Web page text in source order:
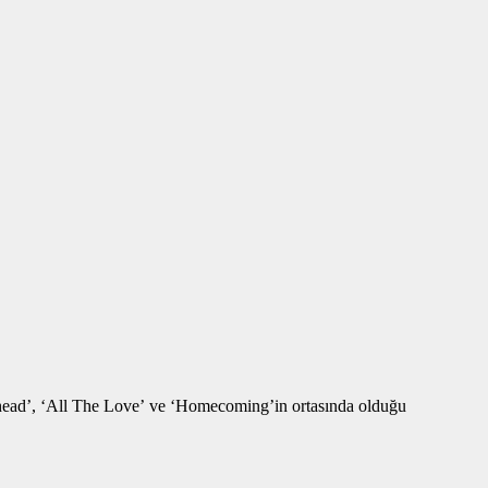
‘All The Love’ ve ‘Homecoming’in ortasında olduğu